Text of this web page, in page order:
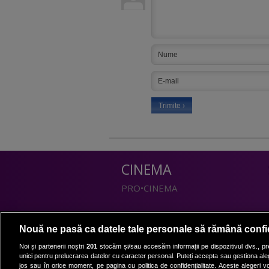
CINEMA
PRO•CINEMA
DIVERTISMENT
PRO•TV
Romanii au talent
Nouă ne pasă ca datele tale personale să rămână
Noi și partenerii noștri 201stocăm și/sau accesăm informații pe dispozitivul dvs.,
unici pentru prelucrarea datelor cu caracter personal. Puteți accepta sau gestiona
jos sau în orice moment, pe pagina cu politica de confidențialitate. Aceste alegeri